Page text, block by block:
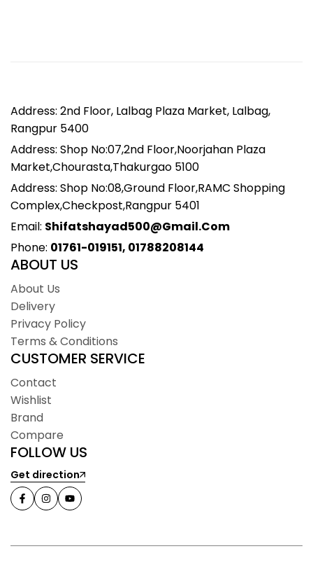
Address: 2nd Floor, Lalbag Plaza Market, Lalbag,
Rangpur 5400
Address: Shop No:07,2nd Floor,Noorjahan Plaza
Market,Chourasta,Thakurgao 5100
Address: Shop No:08,Ground Floor,RAMC Shopping
Complex,Checkpost,Rangpur 5401
Email: Shifatshayad500@gmail.com
Phone: 01761-019151, 01788208144
ABOUT US
About Us
Delivery
Privacy Policy
Terms & Conditions
CUSTOMER SERVICE
Contact
Wishlist
Brand
Compare
FOLLOW US
Get direction